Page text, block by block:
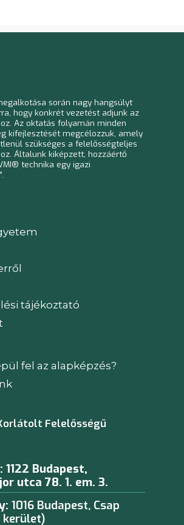
során nagy hangsúlyt
hogy konkrét vezetést adjunk az
Az oktatás folyamán minden
kifejlesztését megcélozzuk, amely
szükséges a felelősségteljes
Általunk kiképzett, hozzáértő
technika egy igazi
tájékoztató
fel az alapképzés?
Felelősségű
1122 Budapest,
utca 78. 1. em. 3.
1016 Budapest, Csap
kerület)